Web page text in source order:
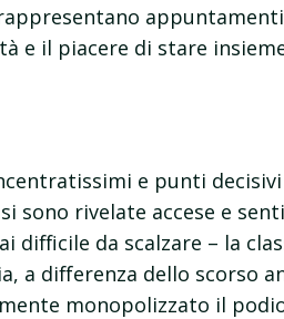
e il piacere di stare
e punti
rivelate accese e
difficile da scalzare – la
a differenza dello scorso
monopolizzato il